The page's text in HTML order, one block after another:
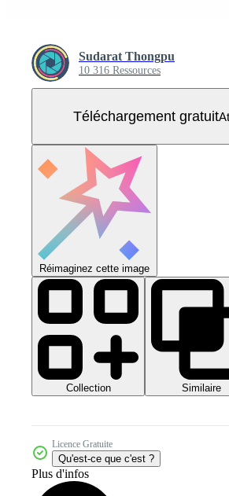
Sudarat Thongpu
10 316 Ressources
Téléchargement gratuit
Réimaginez cette image
Collection Similaire
Licence Gratuite
Qu'est-ce que c'est ?
Plus d'infos